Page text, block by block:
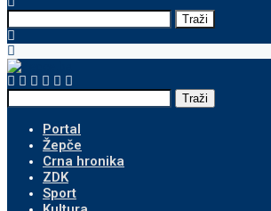
Traži
Traži
Portal
Žepče
Crna hronika
ZDK
Sport